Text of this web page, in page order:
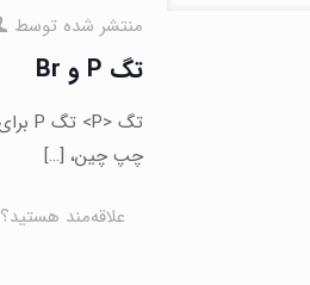
منتشر شده توسط
تگ P و Br
چپ چین، […]
علاقه‌مند هستید؟